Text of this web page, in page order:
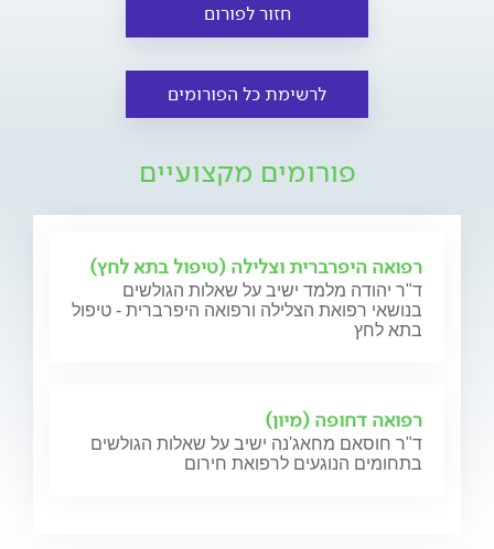
חזור לפורום
לרשימת כל הפורומים
פורומים מקצועיים
רפואה היפרברית וצלילה (טיפול בתא לחץ)
ד"ר יהודה מלמד ישיב על שאלות הגולשים
בנושאי רפואת הצלילה ורפואה היפרברית - טיפול
בתא לחץ
רפואה דחופה (מיון)
ד"ר חוסאם מחאג'נה ישיב על שאלות הגולשים
בתחומים הנוגעים לרפואת חירום